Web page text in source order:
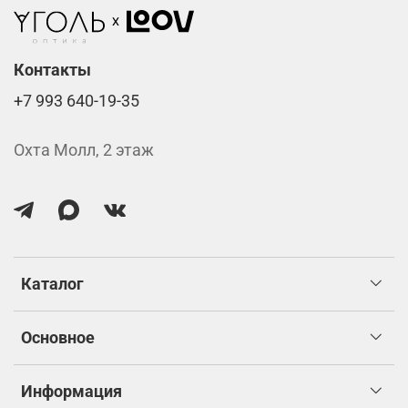
Стоимость указана за две линзы вместе с
изготовлением.
Каталог
Основное
Информация
Контакты
+7 993 640-19-35
Охта Молл, 2 этаж